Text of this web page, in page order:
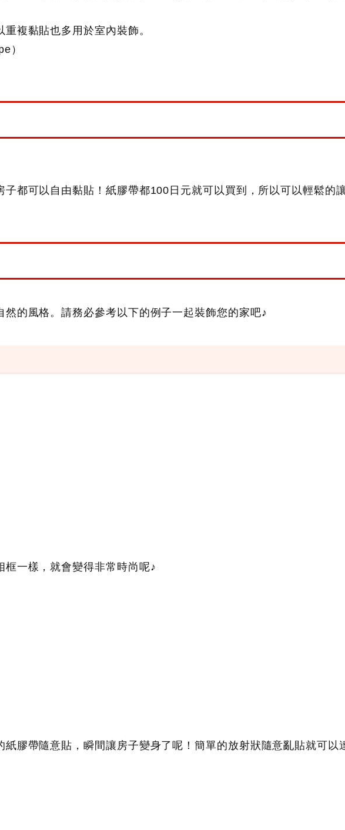
複黏貼也多用於室內裝飾。
）
都可以自由黏貼！紙膠帶都100日元就可以買到，所以可以輕鬆的
的風格。請務必參考以下的例子一起裝飾您的家吧♪
一樣，就會變得非常時尚呢♪
膠帶隨意貼，瞬間讓房子變身了呢！簡單的放射狀隨意亂貼就可以